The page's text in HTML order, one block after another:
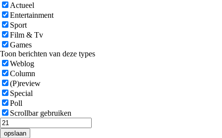
Actueel
Entertainment
Sport
Film & Tv
Games
Toon berichten van deze types
Weblog
Column
(P)review
Special
Poll
Scrollbar gebruiken
opslaan